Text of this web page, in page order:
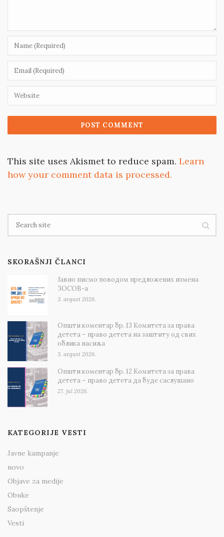
This site uses Akismet to reduce spam. Learn
how your comment data is processed.
SKORAŠNJI ČLANCI
Јавно писмо поводом предложених измена
ЗОСОВ-а
3. avgust 2026.
Општи коментар бр. 13 Комитета за права
детета – право детета на заштиту од свих
облика насиља
3. avgust 2026.
Општи коментар бр. 12 Комитета за права
детета – право детета да буде саслушано
27. jul 2026.
KATEGORIJE VESTI
Javne kampanje
novo
Objave za medije
Obuke
Saopštenje
Vesti